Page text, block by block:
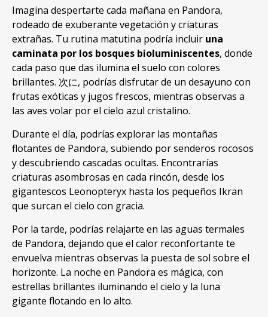
Imagina despertarte cada mañana en Pandora,
rodeado de exuberante vegetación y criaturas
extrañas. Tu rutina matutina podría incluir una
caminata por los bosques bioluminiscentes, donde
cada paso que das ilumina el suelo con colores
brillantes. 次に, podrías disfrutar de un desayuno con
frutas exóticas y jugos frescos, mientras observas a
las aves volar por el cielo azul cristalino.
Durante el día, podrías explorar las montañas
flotantes de Pandora, subiendo por senderos rocosos
y descubriendo cascadas ocultas. Encontrarías
criaturas asombrosas en cada rincón, desde los
gigantescos Leonopteryx hasta los pequeños Ikran
que surcan el cielo con gracia.
Por la tarde, podrías relajarte en las aguas termales
de Pandora, dejando que el calor reconfortante te
envuelva mientras observas la puesta de sol sobre el
horizonte. La noche en Pandora es mágica, con
estrellas brillantes iluminando el cielo y la luna
gigante flotando en lo alto.